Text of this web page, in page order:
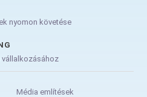
nyomon követése
vállalkozásához
Média említések